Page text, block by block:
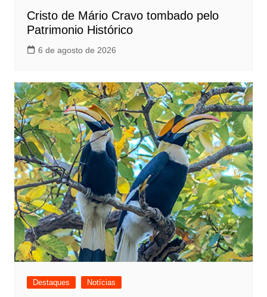
Cristo de Mário Cravo tombado pelo
Patrimonio Histórico
6 de agosto de 2026
Destaques Notícias